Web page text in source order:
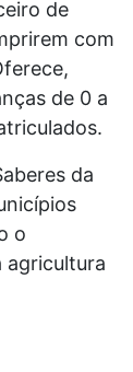
de
com
de 0 a
da
o
agricultura